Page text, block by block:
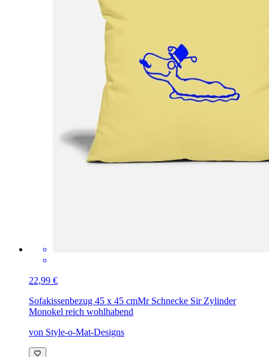
22,99 €
Sofakissenbezug 45 x 45 cmMr Schnecke Sir Zylinder
Monokel reich wohlhabend
von Style-o-Mat-Designs